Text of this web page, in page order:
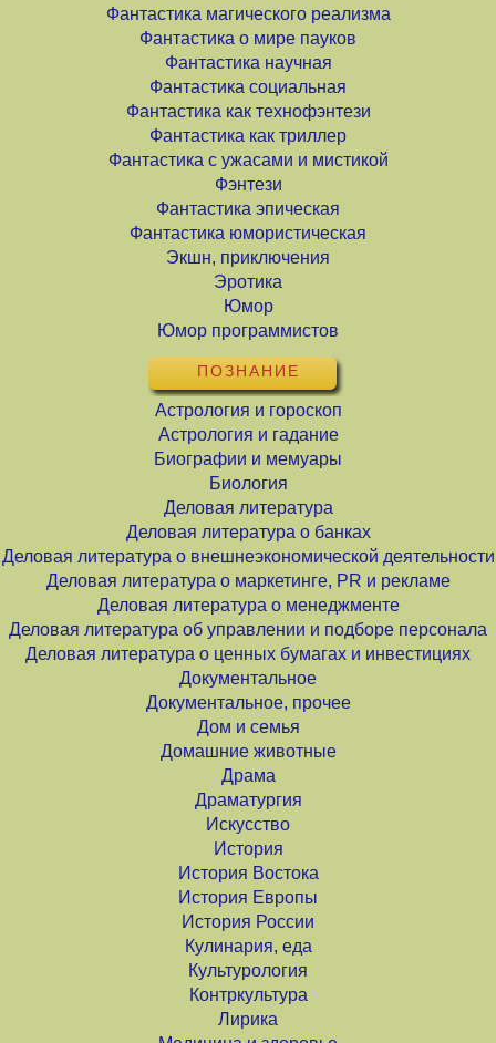
Фантастика магического реализма
Фантастика о мире пауков
Фантастика научная
Фантастика социальная
Фантастика как технофэнтези
Фантастика как триллер
Фантастика с ужасами и мистикой
Фэнтези
Фантастика эпическая
Фантастика юмористическая
Экшн, приключения
Эротика
Юмор
Юмор программистов
ПОЗНАНИЕ
Астрология и гороскоп
Астрология и гадание
Биографии и мемуары
Биология
Деловая литература
Деловая литература о банках
Деловая литература о внешнеэкономической деятельности
Деловая литература о маркетинге, PR и рекламе
Деловая литература о менеджменте
Деловая литература об управлении и подборе персонала
Деловая литература о ценных бумагах и инвестициях
Документальное
Документальное, прочее
Дом и семья
Домашние животные
Драма
Драматургия
Искусство
История
История Востока
История Европы
История России
Кулинария, еда
Культурология
Контркультура
Лирика